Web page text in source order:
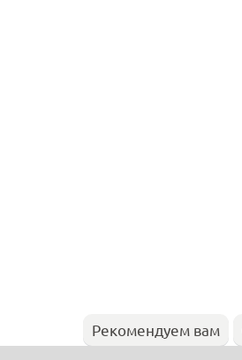
Рекомендуем вам